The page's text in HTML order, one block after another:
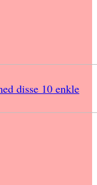
disse 10 enkle